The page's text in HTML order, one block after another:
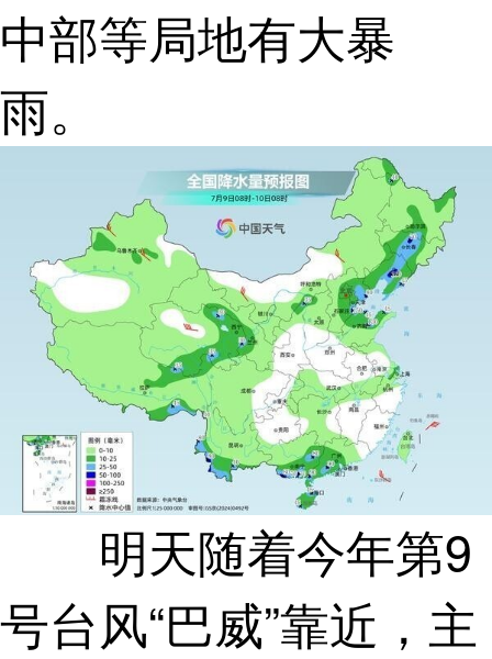
中部等局地有大暴
雨。
明天随着今年第9
号台风“巴威”靠近，主